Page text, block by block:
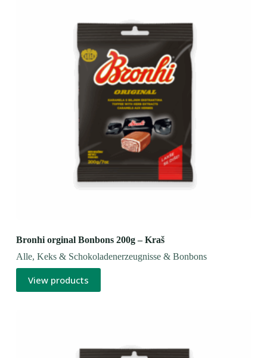
Bronhi orginal Bonbons 200g – Kraš
Alle, Keks & Schokoladenerzeugnisse & Bonbons
View products